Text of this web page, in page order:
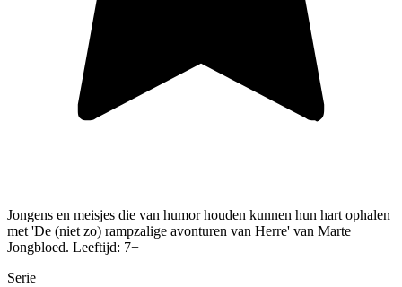
Jongens en meisjes die van humor houden kunnen hun hart ophalen
met 'De (niet zo) rampzalige avonturen van Herre' van Marte
Jongbloed. Leeftijd: 7+
Serie